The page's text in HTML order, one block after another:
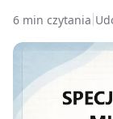
6 min czytania